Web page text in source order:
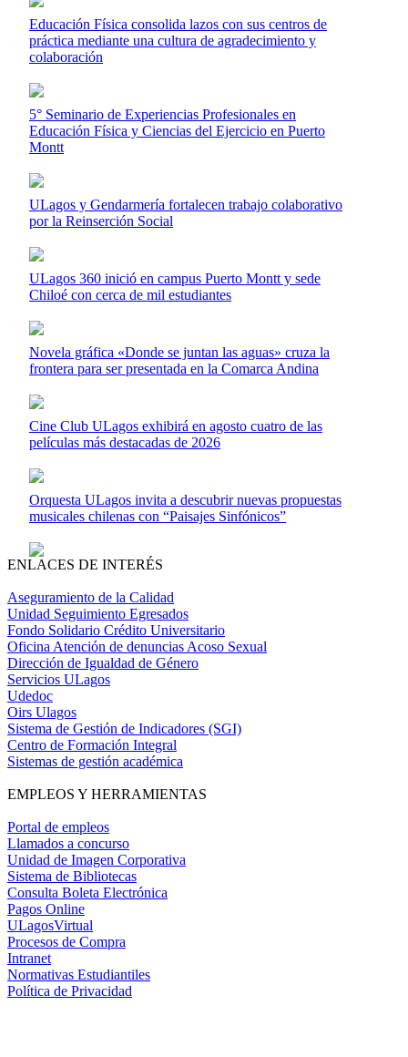
Educación Física consolida lazos con sus centros de
práctica mediante una cultura de agradecimiento y
colaboración
5° Seminario de Experiencias Profesionales en
Educación Física y Ciencias del Ejercicio en Puerto
Montt
ULagos y Gendarmería fortalecen trabajo colaborativo
por la Reinserción Social
ULagos 360 inició en campus Puerto Montt y sede
Chiloé con cerca de mil estudiantes
Novela gráfica «Donde se juntan las aguas» cruza la
frontera para ser presentada en la Comarca Andina
Cine Club ULagos exhibirá en agosto cuatro de las
películas más destacadas de 2026
Orquesta ULagos invita a descubrir nuevas propuestas
musicales chilenas con “Paisajes Sinfónicos”
ENLACES DE INTERÉS
Aseguramiento de la Calidad
Unidad Seguimiento Egresados
Fondo Solidario Crédito Universitario
Oficina Atención de denuncias Acoso Sexual
Dirección de Igualdad de Género
Servicios ULagos
Udedoc
Oirs Ulagos
Sistema de Gestión de Indicadores (SGI)
Centro de Formación Integral
Sistemas de gestión académica
EMPLEOS Y HERRAMIENTAS
Portal de empleos
Llamados a concurso
Unidad de Imagen Corporativa
Sistema de Bibliotecas
Consulta Boleta Electrónica
Pagos Online
ULagosVirtual
Procesos de Compra
Intranet
Normativas Estudiantiles
Política de Privacidad